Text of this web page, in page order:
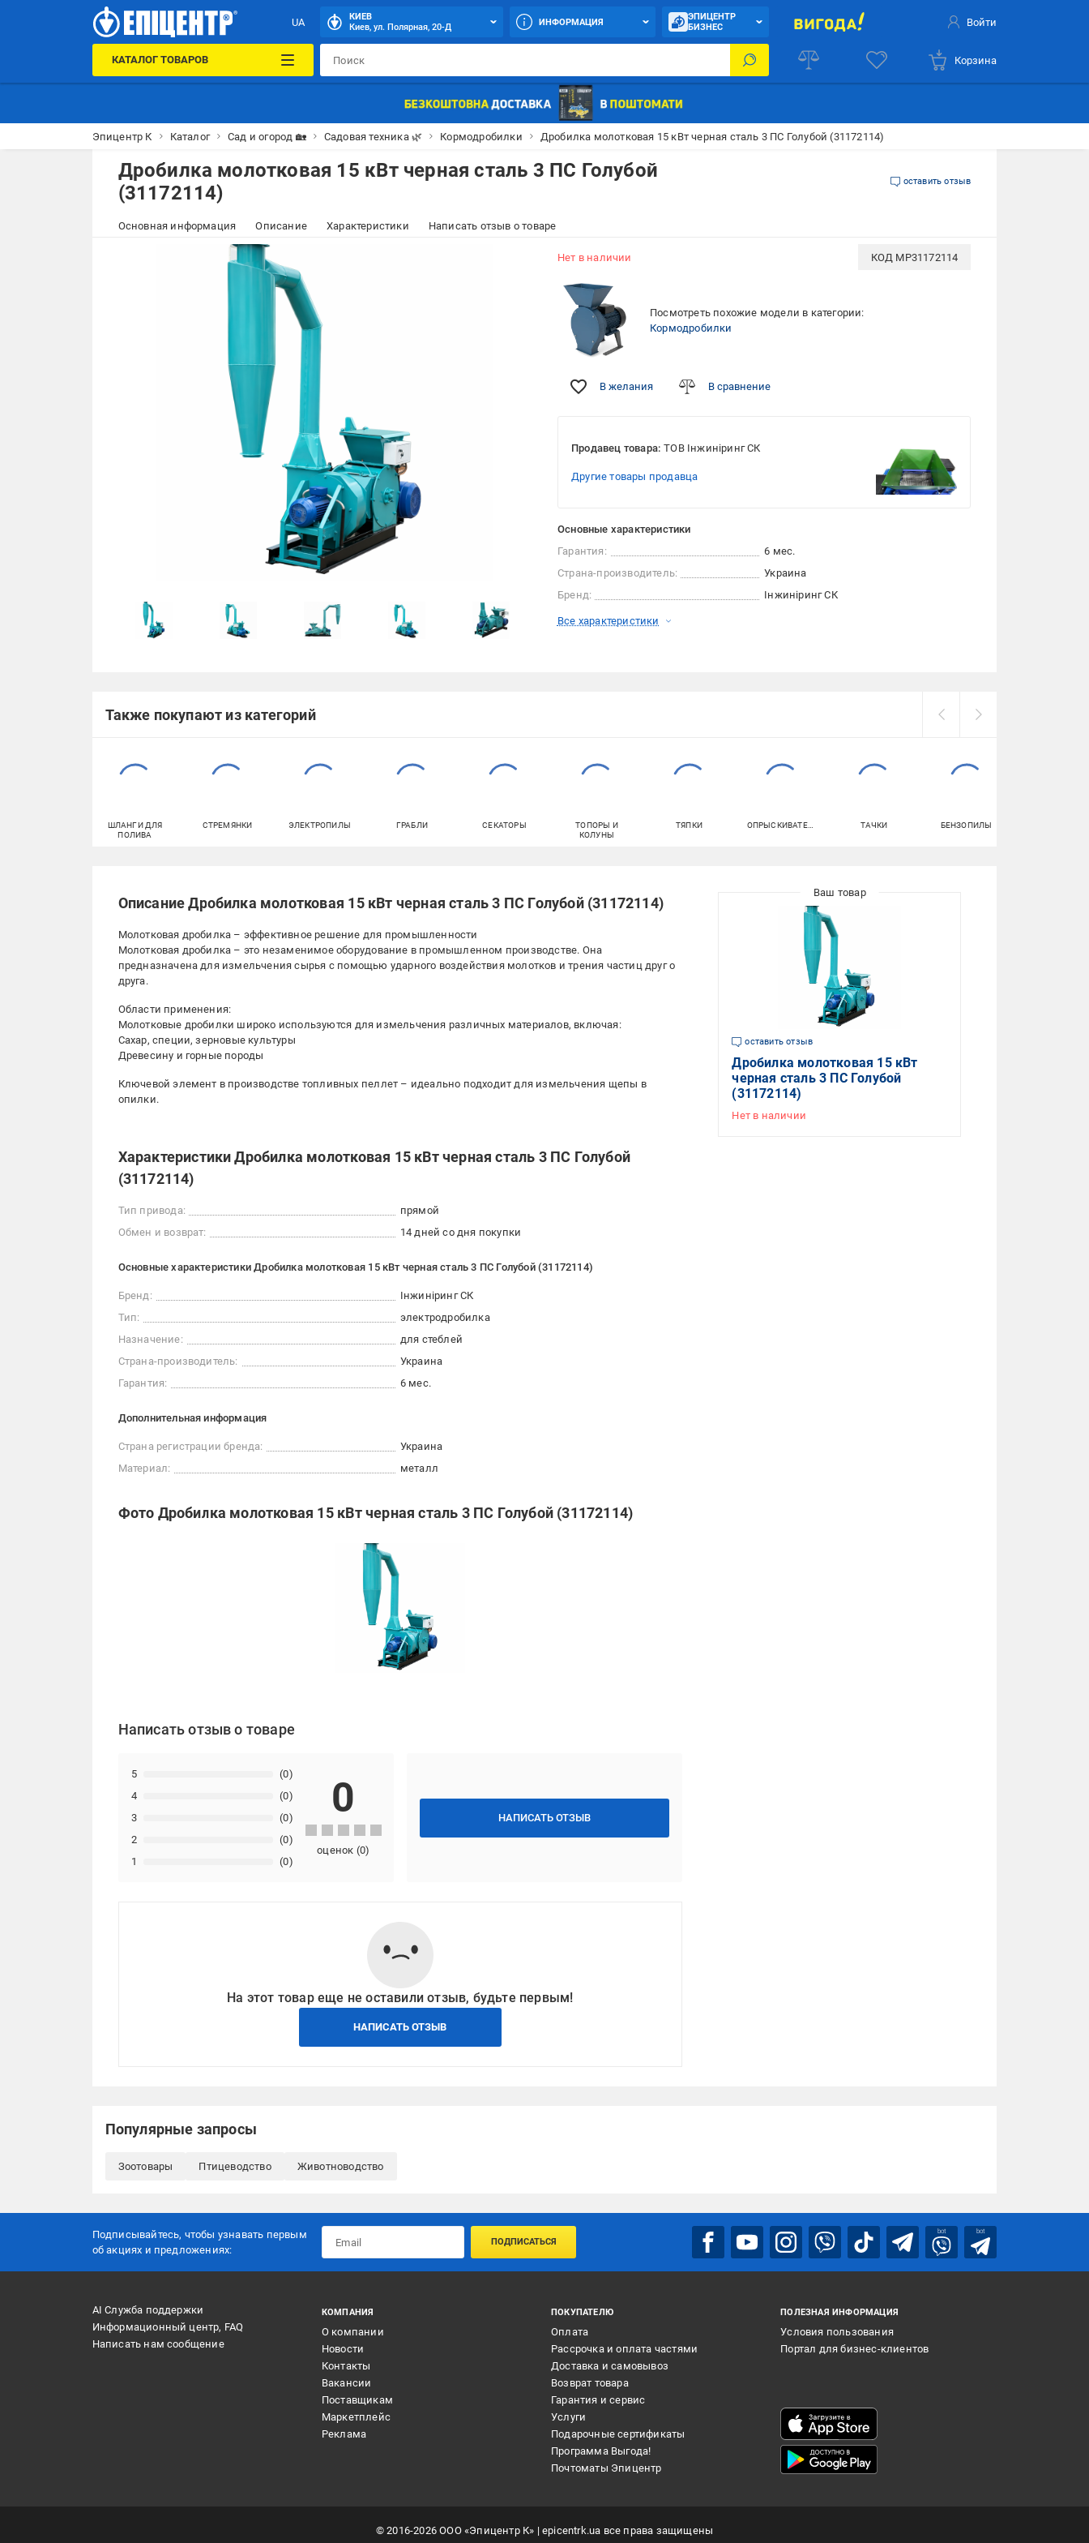
UA
КИЕВ
Киев, ул. Полярная, 20-Д
ИНФОРМАЦИЯ
ЭПИЦЕНТР
БИЗНЕС
Войти
КАТАЛОГ ТОВАРОВ Корзина
Эпицентр К Каталог Сад и огород 🏡 Садовая техника 🌿 Кормодробилки Дробилка молотковая 15 кВт черная сталь 3 ПС Голубой (31172114)
Дробилка молотковая 15 кВт черная сталь 3 ПС Голубой
(31172114)
оставить отзыв
Основная информация Описание Характеристики Написать отзыв о товаре
Нет в наличии КОД MP31172114
Посмотреть похожие модели в категории:
Кормодробилки
В желания В сравнение
Продавец товара: ТОВ Інжиніринг СК
Другие товары продавца
Основные характеристики
Гарантия:
6 мес.
Страна-производитель:
Украина
Бренд:
Інжиніринг СК
Все характеристики
Также покупают из категорий
ШЛАНГИ ДЛЯ
ПОЛИВА
СТРЕМЯНКИ ЭЛЕКТРОПИЛЫ ГРАБЛИ СЕКАТОРЫ
ТОПОРЫ И
КОЛУНЫ
ТЯПКИ ОПРЫСКИВАТЕЛИ ТАЧКИ БЕНЗОПИЛЫ
Описание Дробилка молотковая 15 кВт черная сталь 3 ПС Голубой (31172114)
Молотковая дробилка – эффективное решение для промышленности
Молотковая дробилка – это незаменимое оборудование в промышленном производстве. Она
предназначена для измельчения сырья с помощью ударного воздействия молотков и трения частиц друг о
друга.
Области применения:
Молотковые дробилки широко используются для измельчения различных материалов, включая:
Сахар, специи, зерновые культуры
Древесину и горные породы
Ключевой элемент в производстве топливных пеллет – идеально подходит для измельчения щепы в
опилки.
Характеристики Дробилка молотковая 15 кВт черная сталь 3 ПС Голубой
(31172114)
Тип привода:
прямой
Обмен и возврат:
14 дней со дня покупки
Основные характеристики Дробилка молотковая 15 кВт черная сталь 3 ПС Голубой (31172114)
Бренд:
Інжиніринг СК
Тип:
электродробилка
Назначение:
для стеблей
Страна-производитель:
Украина
Гарантия:
6 мес.
Дополнительная информация
Страна регистрации бренда:
Украина
Материал:
металл
Фото Дробилка молотковая 15 кВт черная сталь 3 ПС Голубой (31172114)
Написать отзыв о товаре
НАПИСАТЬ ОТЗЫВ
1 (0)
2 (0)
3 (0)
4 (0)
5 (0)
0
оценок (0)
На этот товар еще не оставили отзыв, будьте первым!
НАПИСАТЬ ОТЗЫВ
оставить отзыв
Дробилка молотковая 15 кВт
черная сталь 3 ПС Голубой
(31172114)
Нет в наличии
Популярные запросы
Зоотовары Птицеводство Животноводство
Подписывайтесь, чтобы узнавать первым
об акцияx и предложениях:
ПОДПИСАТЬСЯ
bot bot
AI Служба поддержки
Информационный центр, FAQ
Написать нам сообщение
КОМПАНИЯ
О компании
Новости
Контакты
Вакансии
Поставщикам
Маркетплейс
Реклама
ПОКУПАТЕЛЮ
Оплата
Рассрочка и оплата частями
Доставка и самовывоз
Возврат товара
Гарантия и сервис
Услуги
Подарочные сертификаты
Программа Выгода!
Почтоматы Эпицентр
ПОЛЕЗНАЯ ИНФОРМАЦИЯ
Условия пользования
Портал для бизнес-клиентов
©2016-2026ООО «Эпицентр К» | epicentrk.ua все права защищены